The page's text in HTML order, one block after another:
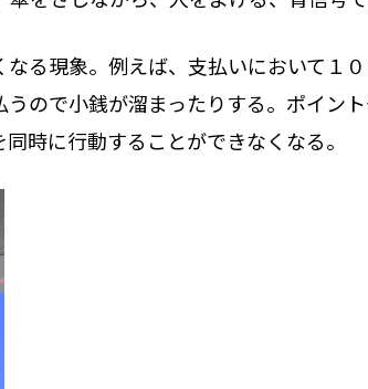
る現象。例えば、支払いにおいて１
ので小銭が溜まったりする。ポイン
時に行動することができなくなる。